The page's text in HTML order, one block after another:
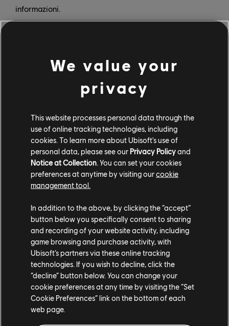
informazioni.
Non si tratta di un cambiamento di questi ultimi
tempi di per sé, ma per quanto mi riguarda è cosa
dopo l'uscita, più di quanto non fossimo abituati a fare.
Mi riferisco a quando ho cominciato a lavorare qui, su
giochi per DS e Wii. La versione gold master, quella
finale che veniva spedita per la stampa e la
pubblicazione, era il punto di arrivo, a cui non seguiva
praticamente più nient'altro. Assassin's Creed Odyssey,
cambiamento radicale: abbiamo lavorato per molti
mesi, dopo il lancio, su patch e contenuti aggiuntivi.
Un'esperienza per me inedita e che, fino a qualche
anno fa, veniva riservata solo a determinati giochi.
C'è una nuova generazione di console in arrivo, quali
sfide e opportunità ritieni possa offrire agli
sviluppatori?
We value your
privacy
This website processes personal data through the
use of online tracking technologies, including
cookies. To learn more about Ubisoft's use of
personal data, please see our Privacy Policyand
Notice at Collection . You can set your cookies
preferences at anytime by visiting ourcookie
management tool.
In addition to the above, by clicking the “accept”
button below you specifically consent to sharing
and recording of your website activity, including
game browsing and purchase activity, with
Ubisoft’s partners via these online tracking
technologies. If you wish to decline, click the
“decline” button below. You can change your
cookie preferences at any time by visiting the “Set
Cookie Preferences” link on the bottom of each
web page.